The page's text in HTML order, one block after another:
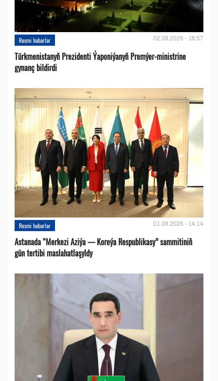
Resmi habarlar 02.08.2026 - 16:57
Türkmenistanyň Prezidenti Ýaponiýanyň Premýer-ministrine
gynanç bildirdi
Resmi habarlar 01.08.2026 - 14:14
Astanada “Merkezi Aziýa — Koreýa Respublikasy” sammitiniň
gün tertibi maslahatlaşyldy